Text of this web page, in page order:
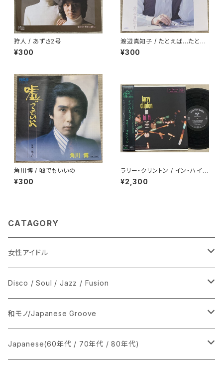
狩人 / あずさ2号
¥300
渡辺真知子 / たとえば…たとえ
ば
¥300
角川博 / 嘘でもいいの
¥300
ラリー・クリントン / イン・ハイフ
ァイ
¥2,300
CATAGORY
女性アイドル
シングル盤
あ行
か行
LP
CD
Disco / Soul / Jazz / Fusion
シングル盤
A
12インチ・シングル
和モノ/Japanese Groove
シングル盤
Japanese(60年代 / 70年代 / 80年代)